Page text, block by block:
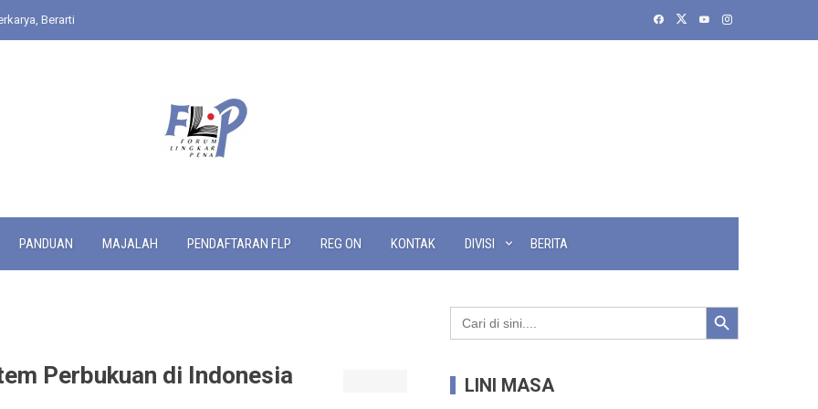
Berarti
PANDUAN MAJALAH PENDAFTARAN FLP REG ON KONTAK DIVISI BERITA
Perbukuan di Indonesia
Search
for:
Search Button
LINI MASA